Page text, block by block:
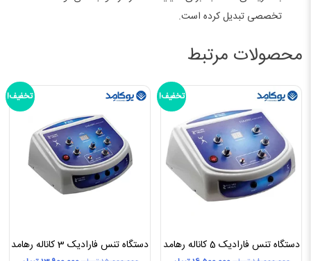
تخصصی تبدیل کرده است.
محصولات مرتبط
تخفیف!
دستگاه تنس فارادیک 5 کاناله رهامد
تخفیف!
دستگاه تنس فارادیک 3 کاناله رهامد